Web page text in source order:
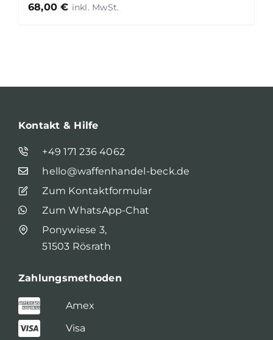
68,00€
Kontakt & Hilfe
+49 171 236 4062
hello@waffenhandel-beck.de
Zum Kontaktformular
Zum WhatsApp-Chat
Ponywiese 3,
51503 Rösrath
Zahlungsmethoden
Amex
Visa